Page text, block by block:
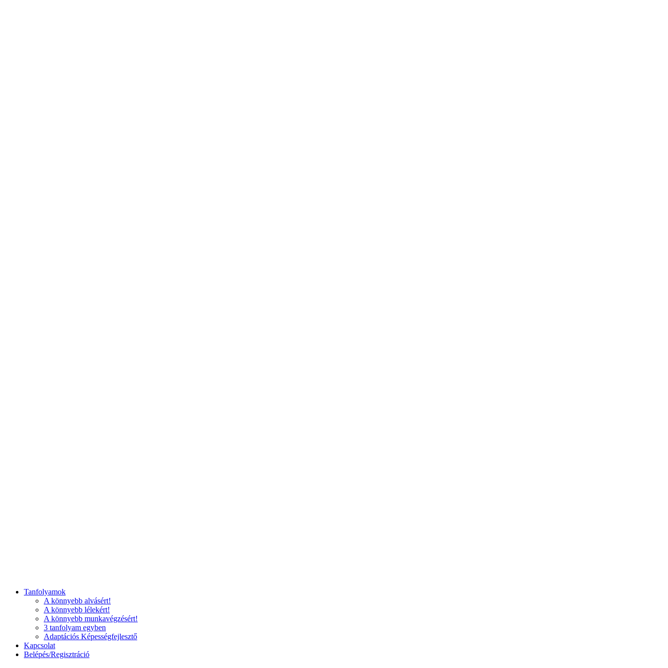
Tanfolyamok
A könnyebb alvásért!
A könnyebb lélekért!
A könnyebb munkavégzésért!
3 tanfolyam egyben
Adaptációs Képességfejlesztő
Kapcsolat
Belépés/Regisztráció